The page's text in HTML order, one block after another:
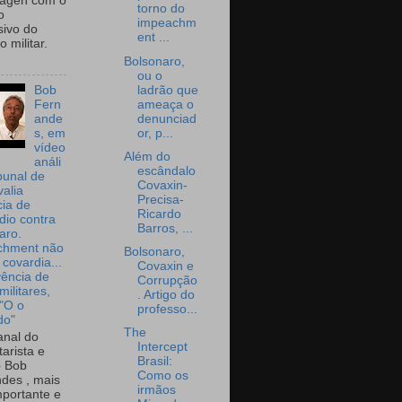
do
militar.
Bob
Fern
ande
s, em
vídeo
análi
de
de
contra
não
de
o
do
e
Bob
, mais
e
torno do
impeachm
ent ...
Bolsonaro,
ou o
ladrão que
ameaça o
denunciad
or, p...
Além do
escândalo
Covaxin-
Precisa-
Ricardo
Barros, ...
Bolsonaro,
Covaxin e
Corrupção
. Artigo do
professo...
The
Intercept
Brasil:
Como os
irmãos